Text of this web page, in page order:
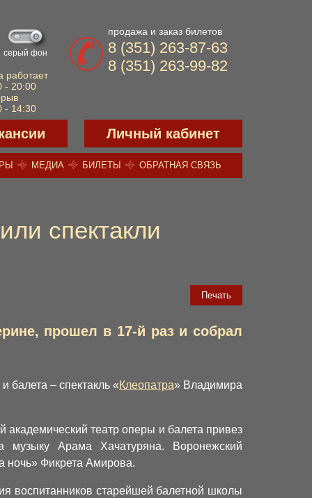
серый фон
работает
- 20:00
- 14:30
продажа и заказ билетов
8 (351) 263-87-63
8 (351) 263-99-82
Личный кабинет
МЕДИА БИЛЕТЫ ОБРАТНАЯ СВЯЗЬ
спектакли
Печать
прошел в 17-й раз и собрал
балета – спектакль «Клеопатра» Владимира
академический театр оперы и балета привез
Арама Хачатуряна. Воронежский
ночь» Фикрета Амирова.
воспитанников старейшей балетной школы